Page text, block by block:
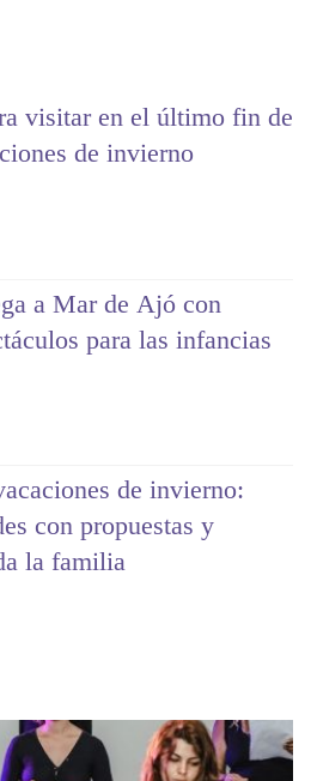
visitar en el último fin de
de invierno
a Mar de Ajó con
para las infancias
de invierno:
con propuestas y
la familia